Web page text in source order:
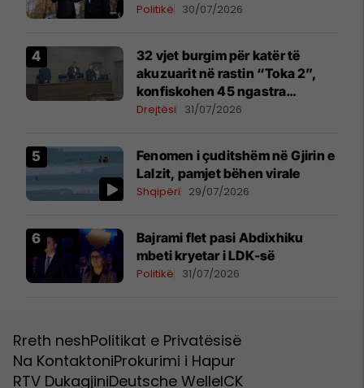
Politikë 30/07/2026
32 vjet burgim për katër të
akuzuarit në rastin “Toka 2”,
konfiskohen 45 ngastra
kadastrale
Drejtësi 31/07/2026
Fenomen i çuditshëm në Gjirin e
Lalzit, pamjet bëhen virale
Shqipëri 29/07/2026
Bajrami flet pasi Abdixhiku
mbeti kryetar i LDK-së
Politikë 31/07/2026
Rreth neshPolitikat e Privatësisë
Na KontaktoniProkurimi i Hapur
RTV DukagjiniDeutsche WelleICK